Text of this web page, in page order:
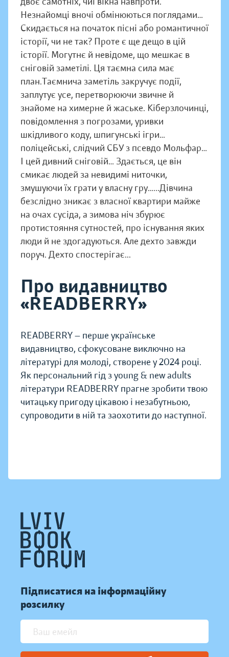
Незнайомці вночі обмінюються поглядами…
Скидається на початок пісні або романтичної
історії, чи не так? Проте є ще дещо в цій
історії. Могутнє й невідоме, що мешкає в
сніговій заметілі. Ця таємна сила має
план.Таємнича заметіль закручує події,
заплутує усе, перетворюючи звичне й
знайоме на химерне й жаське. Кіберзлочинці,
повідомлення з погрозами, уривки
шкідливого коду, шпигунські ігри…
поліцейські, слідчий СБУ з псевдо Мольфар…
І цей дивний сніговій… Здається, це він
смикає людей за невидимі ниточки,
змушуючи їх грати у власну гру…...Дівчина
безслідно зникає з власної квартири майже
на очах сусіда, а зимова ніч збурює
протистояння сутностей, про існування яких
люди й не здогадуються. Але дехто завжди
поруч. Дехто спостерігає...
Про видавництво
«READBERRY»
READBERRY — перше українське
видавництво, сфокусоване виключно на
літературі для молоді, створене у 2024 році.
Як персональний гід з young & new adults
літератури READBERRY прагне зробити твою
читацьку пригоду цікавою і незабутньою,
супроводити в ній та заохотити до наступної.
Підписатися на інформаційну
розсилку